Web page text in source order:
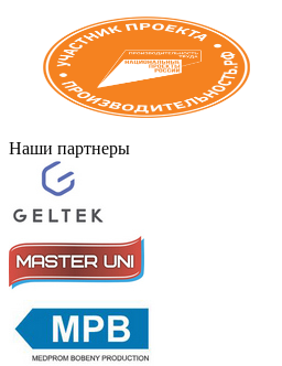
Наши партнеры